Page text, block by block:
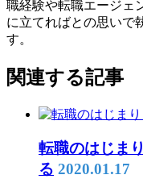
職経験や転職エージェ
に立てればとの思いで
す。
関連する記事
転職のはじま
る 2020.01.17